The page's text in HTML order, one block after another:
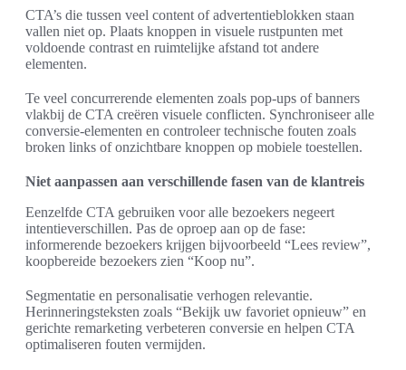
CTA’s die tussen veel content of advertentieblokken staan
vallen niet op. Plaats knoppen in visuele rustpunten met
voldoende contrast en ruimtelijke afstand tot andere
elementen.
Te veel concurrerende elementen zoals pop-ups of banners
vlakbij de CTA creëren visuele conflicten. Synchroniseer alle
conversie-elementen en controleer technische fouten zoals
broken links of onzichtbare knoppen op mobiele toestellen.
Niet aanpassen aan verschillende fasen van de klantreis
Eenzelfde CTA gebruiken voor alle bezoekers negeert
intentieverschillen. Pas de oproep aan op de fase:
informerende bezoekers krijgen bijvoorbeeld “Lees review”,
koopbereide bezoekers zien “Koop nu”.
Segmentatie en personalisatie verhogen relevantie.
Herinneringsteksten zoals “Bekijk uw favoriet opnieuw” en
gerichte remarketing verbeteren conversie en helpen CTA
optimaliseren fouten vermijden.